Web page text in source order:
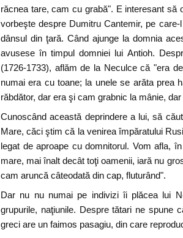
răcnea tare, cam cu grabă". E interesant să
vorbeşte despre Dumitru Cantemir, pe
dânsul din ţară. Când ajunge la domnia
avusese în timpul domniei lui Antioh.
(1726-1733), aflăm de la Neculce că "era
numai era cu toane; la unele se arăta prea
răbdător, dar era şi cam grabnic la mânie,
Cunoscând această deprindere a lui, să
Mare, căci ştim că la venirea împăratului
legat de aproape cu domnitorul. Vom afla,
mare, mai înalt decât toţi oamenii, iară nu
cam aruncă câteodată din cap, fluturând".
Dar nu nu numai pe indivizi îi plăcea lui
grupurile, naţiunile. Despre tătari ne spune
greci are un faimos pasagiu, din care